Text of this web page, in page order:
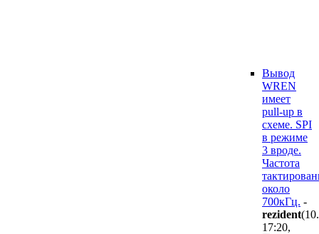
Вывод
WREN
имеет
pull-up в
схеме. SPI
в режиме
3 вроде.
Частота
около
700кГц. -
rezident
17:20,